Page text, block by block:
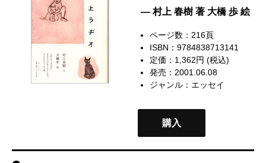
— 村上 春樹 著 大橋 歩 絵
ページ数：216頁
ISBN：9784838713141
定価：1,362円 (税込)
発売：2001.06.08
ジャンル： エッセイ
購入